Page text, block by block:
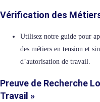
Vérification des
Utilisez notre guide pour
des métiers en tension et
d’autorisation de travail.
Preuve de Recherche
Travail »